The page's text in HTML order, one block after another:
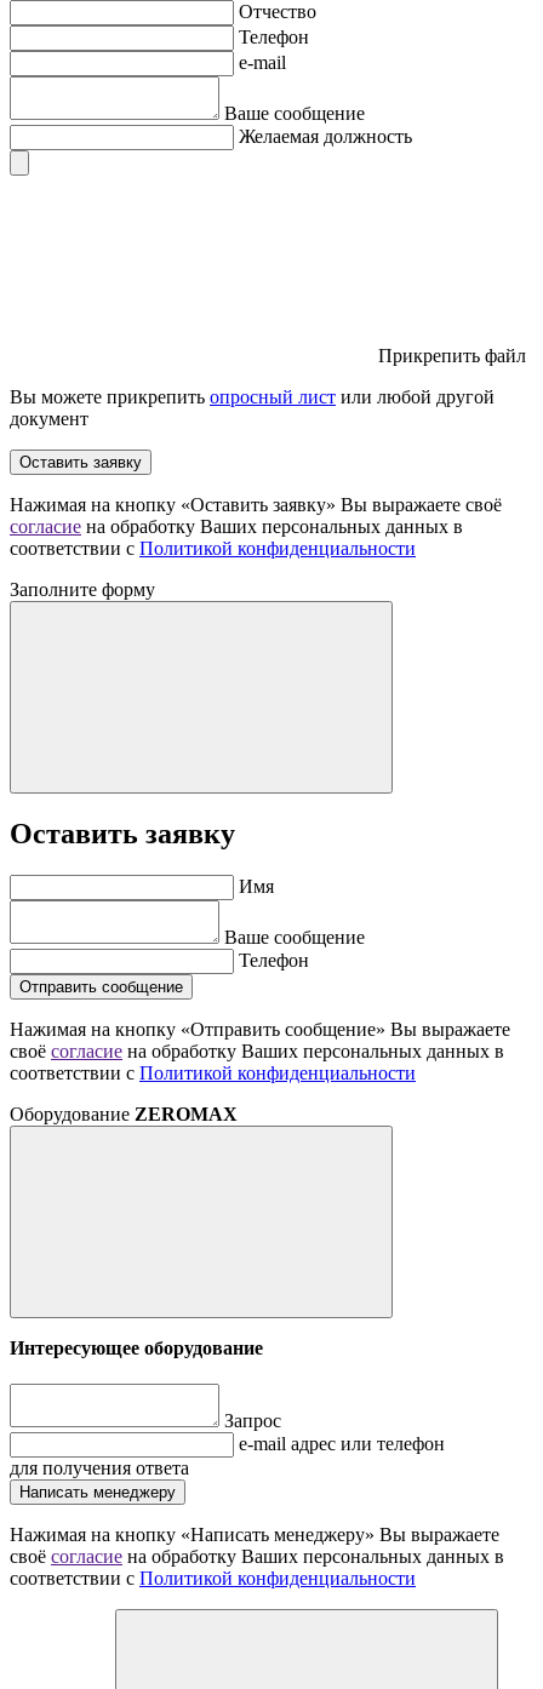
Отчество
Телефон
e-mail
Ваше сообщение
Желаемая должность
Прикрепить файл
Вы можете прикрепить опросный лист или любой другой
документ
Оставить заявку
Нажимая на кнопку «Оставить заявку» Вы выражаете своё
согласие на обработку Ваших персональных данных в
соответствии с Политикой конфиденциальности
Заполните форму
Оставить заявку
Имя
Ваше сообщение
Телефон
Отправить сообщение
Нажимая на кнопку «Отправить сообщение» Вы выражаете
своё согласие на обработку Ваших персональных данных в
соответствии с Политикой конфиденциальности
Оборудование ZEROMAX
Интересующее оборудование
Запрос
e-mail адрес или телефон
для получения ответа
Написать менеджеру
Нажимая на кнопку «Написать менеджеру» Вы выражаете
своё согласие на обработку Ваших персональных данных в
соответствии с Политикой конфиденциальности